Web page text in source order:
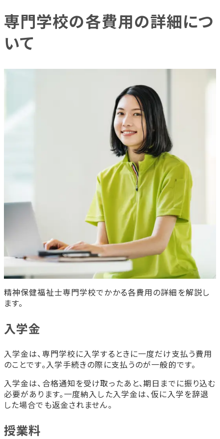
専門学校の各費用の詳細につ
いて
精神保健福祉士専門学校でかかる各費用の詳細を解説し
ます。
入学金
入学金は、専門学校に入学するときに一度だけ支払う費用
のことです。入学手続きの際に支払うのが一般的です。
入学金は、合格通知を受け取ったあと、期日までに振り込む
必要があります。一度納入した入学金は、仮に入学を辞退
した場合でも返金されません。
授業料